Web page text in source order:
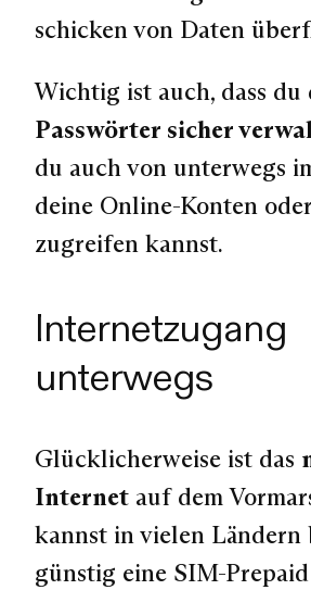
schicken von Daten
Wichtig ist auch, dass du
Passwörter sicher
du auch von unterwegs
deine Online-Konten
zugreifen kannst.
Internetzugang
unterwegs
Glücklicherweise ist das
Internet auf dem
kannst in vielen Ländern
günstig eine SIM-